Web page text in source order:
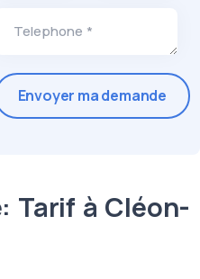
Telephone *
Tarif à Cléon-